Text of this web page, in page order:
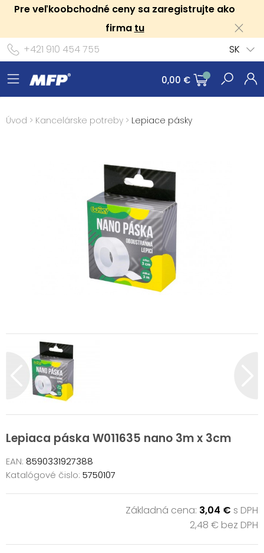
Pre veľkoobchodné ceny sa zaregistrujte ako
firma tu
+421 910 454 755
SK
0,00 €
Úvod > Kancelárske potreby > Lepiace pásky
Lepiaca páska W011635 nano 3m x 3cm
EAN: 8590331927388
Katalógové čislo: 5750107
Základná cena: 3,04 € s DPH
2,48 € bez DPH